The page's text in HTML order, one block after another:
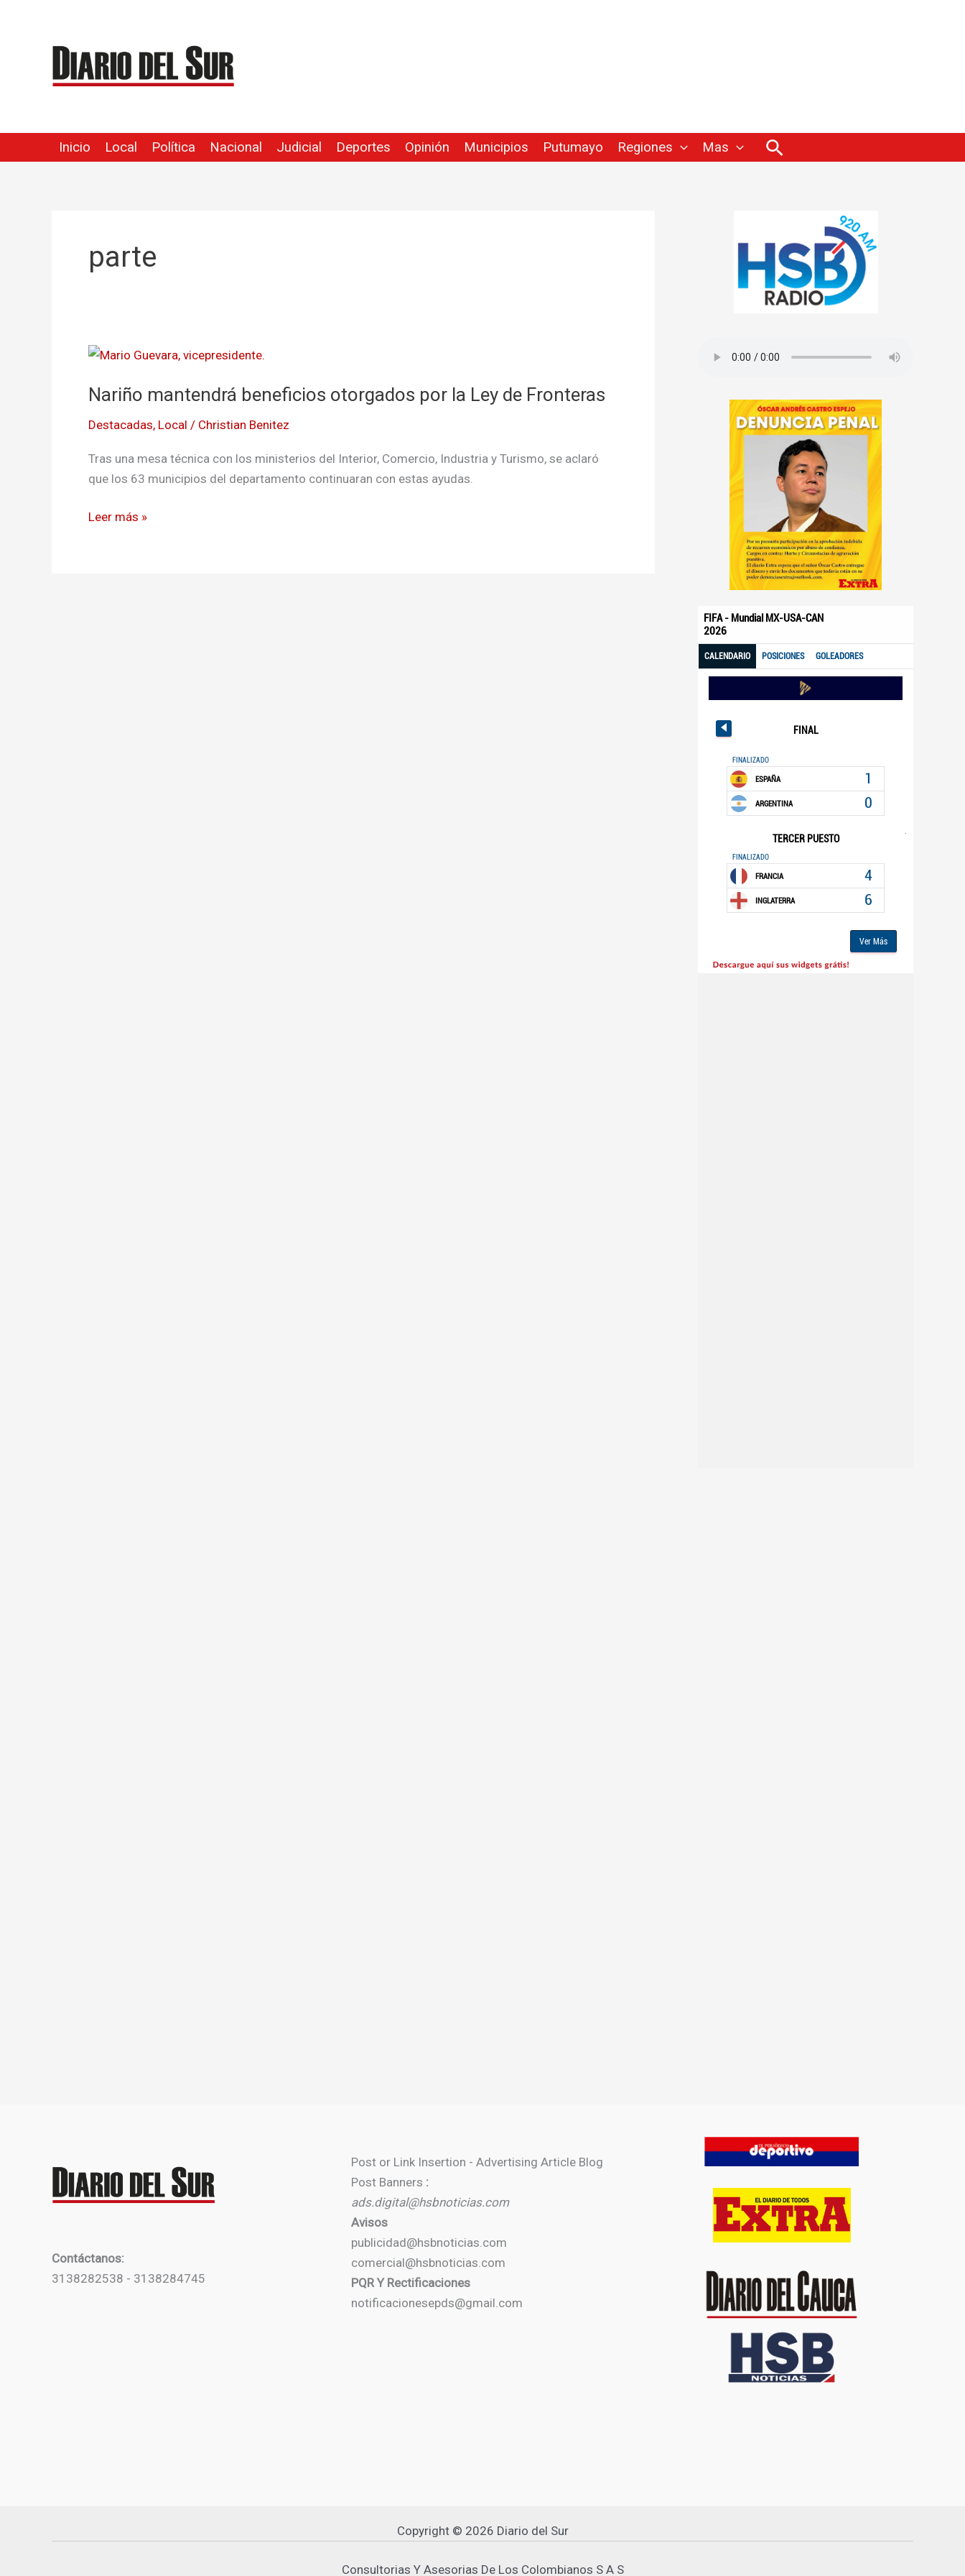
contenido
Inicio Local Política Nacional Judicial Deportes Opinión Municipios Putumayo Regiones Mas Buscar
parte
Nariño mantendrá beneficios otorgados por la Ley de Fronteras
Destacadas, Local / Christian Benitez
Tras una mesa técnica con los ministerios del Interior, Comercio, Industria y Turismo, se aclaró
que los 63 municipios del departamento continuaran con estas ayudas.
Nariño
beneficios
por
la
Ley
Fronteras
Leer más »
Contáctanos:
3138282538 - 3138284745
Post or Link Insertion - Advertising Article Blog
Post Banners :
ads.digital@hsbnoticias.com
Avisos
publicidad@hsbnoticias.com
comercial@hsbnoticias.com
PQR Y Rectificaciones
notificacionesepds@gmail.com
Copyright © 2026 Diario del Sur
Consultorias Y Asesorias De Los Colombianos S A S